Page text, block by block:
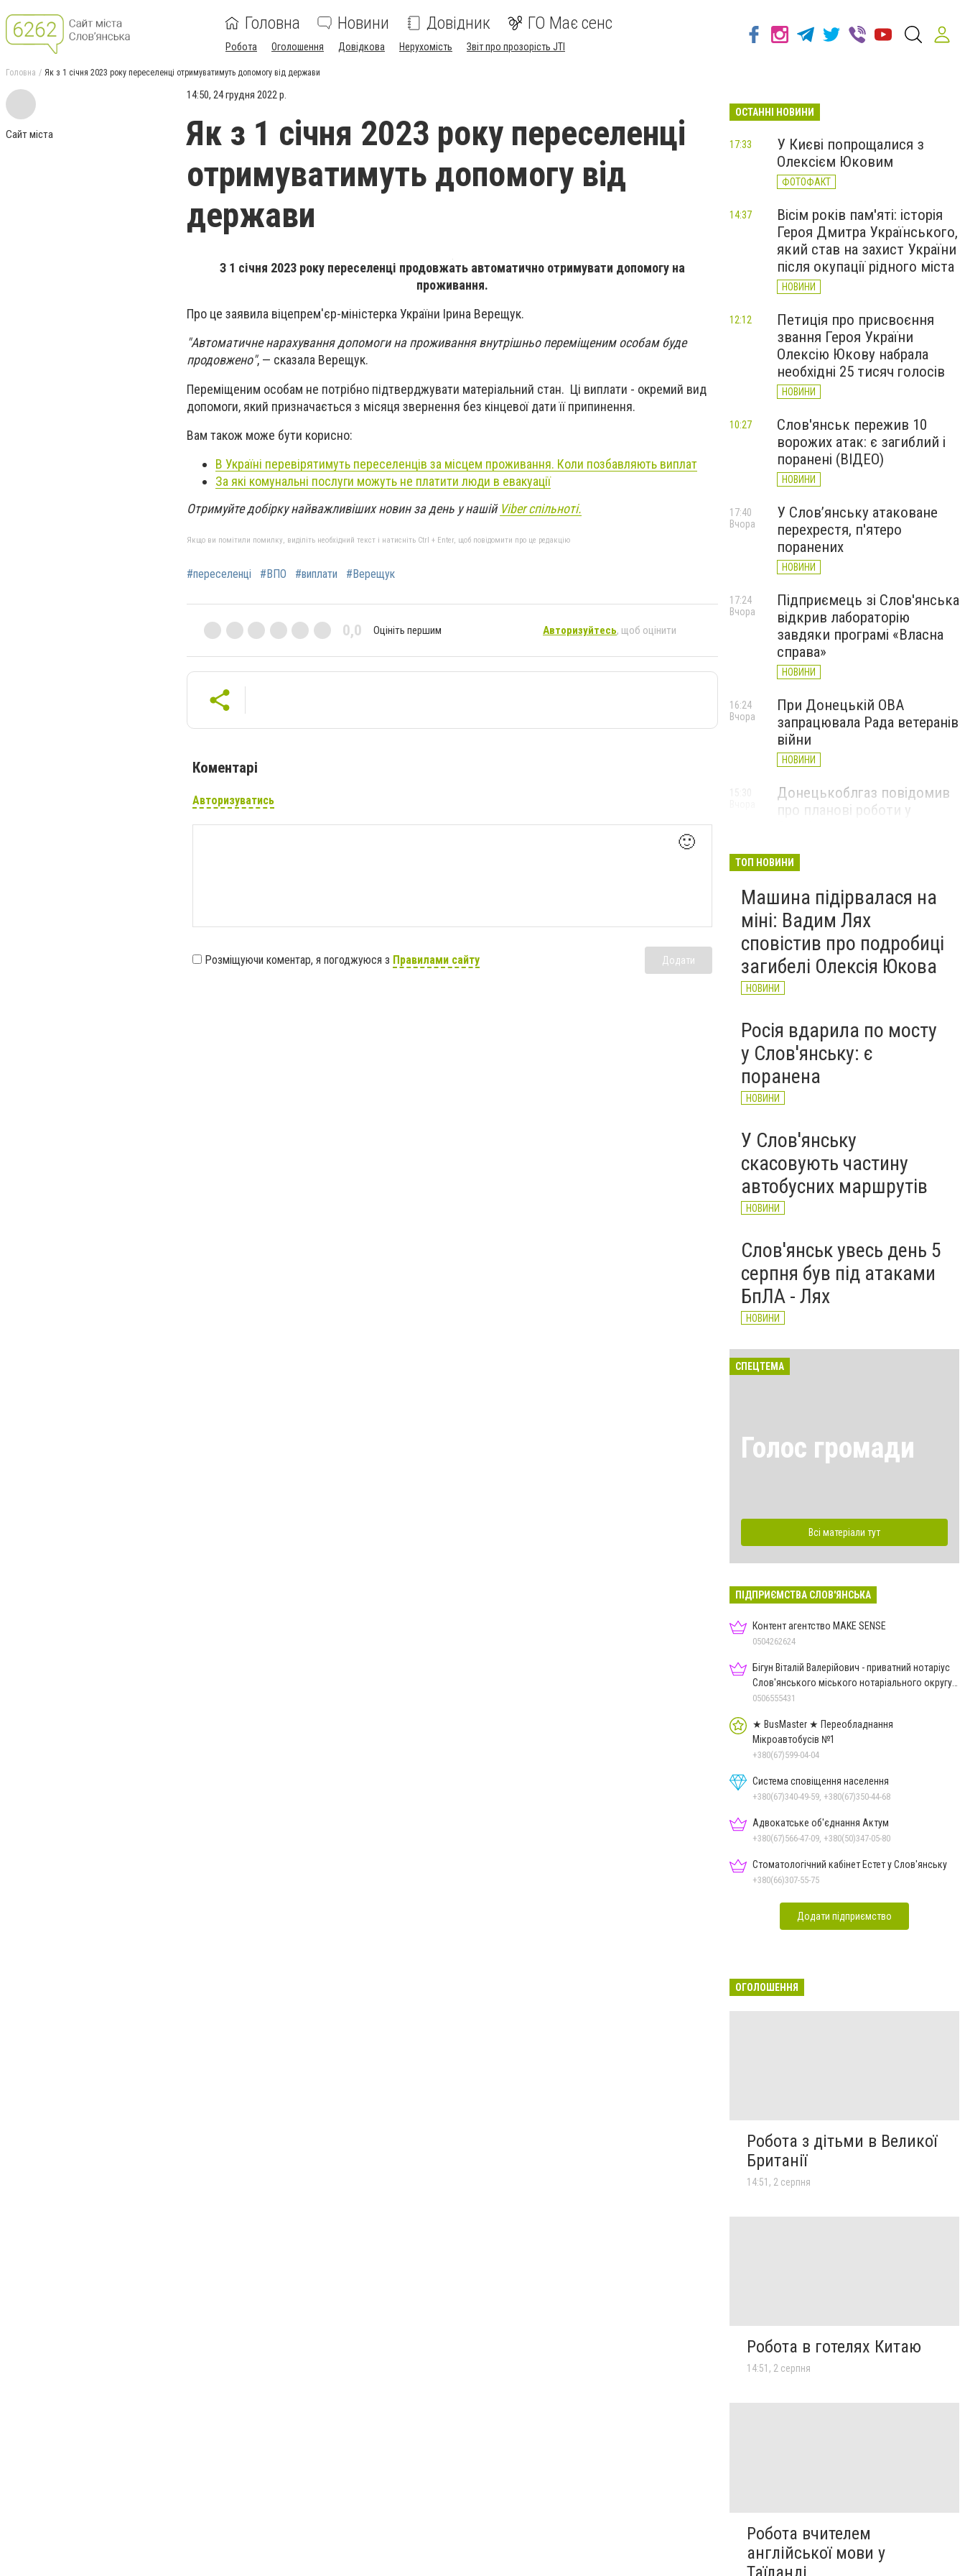
Головна Новини Довідник ГО Має сенс
Робота Оголошення Довідкова Нерухомість Звіт про прозорість JTI
Головна Як з 1 січня 2023 року переселенці отримуватимуть допомогу від держави
Сайт міста
14:50, 24 грудня 2022 р.
Як з 1 січня 2023 року переселенці
отримуватимуть допомогу від
держави
З 1 січня 2023 року переселенці продовжать автоматично отримувати допомогу на
проживання.
Про це заявила віцепрем'єр-міністерка України Ірина Верещук.
"Автоматичне нарахування допомоги на проживання внутрішньо переміщеним особам буде
продовжено", — сказала Верещук.
Переміщеним особам не потрібно підтверджувати матеріальний стан. Ці виплати - окремий вид
допомоги, який призначається з місяця звернення без кінцевої дати її припинення.
Вам також може бути корисно:
В Україні перевірятимуть переселенців за місцем проживання. Коли позбавляють виплат
За які комунальні послуги можуть не платити люди в евакуації
Отримуйте добірку найважливіших новин за день у нашій Viber спільноті.
Якщо ви помітили помилку, виділіть необхідний текст і натисніть Ctrl + Enter, щоб повідомити про це редакцію
#переселенці #ВПО #виплати #Верещук
0,0 Оцініть першим Авторизуйтесь, щоб оцінити
Коментарі
Авторизуватись
🙂
Розміщуючи коментар, я погоджуюся з Правилами сайту Додати
ОСТАННІ НОВИНИ
У Києві попрощалися з
Олексієм Юковим
ФОТОФАКТ
17:33
Вісім років пам'яті: історія
Героя Дмитра Українського,
який став на захист України
після окупації рідного міста
НОВИНИ
14:37
Петиція про присвоєння
звання Героя України
Олексію Юкову набрала
необхідні 25 тисяч голосів
НОВИНИ
12:12
Слов'янськ пережив 10
ворожих атак: є загиблий і
поранені (ВІДЕО)
НОВИНИ
10:27
У Слов’янську атаковане
перехрестя, п'ятеро
поранених
НОВИНИ
17:40
Вчора
Підприємець зі Слов'янська
відкрив лабораторію
завдяки програмі «Власна
справа»
НОВИНИ
17:24
Вчора
При Донецькій ОВА
запрацювала Рада ветеранів
війни
НОВИНИ
16:24
Вчора
Донецькоблгаз повідомив
про планові роботи у
НОВИНИ
15:30
ТОП НОВИНИ
Машина підірвалася на
міні: Вадим Лях
сповістив про подробиці
загибелі Олексія Юкова
НОВИНИ
Росія вдарила по мосту
у Слов'янську: є
поранена
НОВИНИ
У Слов'янську
скасовують частину
автобусних маршрутів
НОВИНИ
Слов'янськ увесь день 5
серпня був під атаками
БпЛА - Лях
НОВИНИ
СПЕЦТЕМА
Голос громади
Всі матеріали тут
ПІДПРИЄМСТВА СЛОВ'ЯНСЬКА
Контент агентство MAKE SENSE
0504262624
Бігун Віталій Валерійович - приватний нотаріус
Слов'янського міського нотаріального округу
Дон.обл.
0506555431
★ BusMaster ★ Переобладнання
Мікроавтобусів №1
+380(67)599-04-04
Система сповіщення населення
+380(67)340-49-59, +380(67)350-44-68
Адвокатське об'єднання Актум
+380(67)566-47-09, +380(50)347-05-80
Стоматологічний кабінет Естет у Слов'янську
+380(66)307-55-75
Додати підприємство
ОГОЛОШЕННЯ
Робота з дітьми в Великої
Британії
14:51, 2 серпня
Робота в готелях Китаю
14:51, 2 серпня
Робота вчителем
англійської мови у